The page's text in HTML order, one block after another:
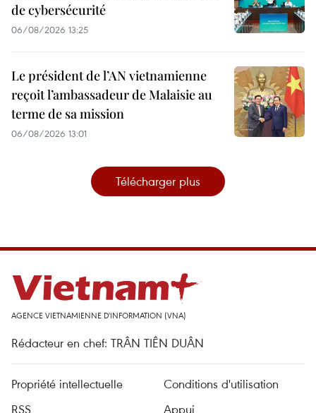
de cybersécurité
06/08/2026 13:25
Le président de l’AN vietnamienne
reçoit l’ambassadeur de Malaisie au
terme de sa mission
06/08/2026 13:01
Télécharger plus
AGENCE VIETNAMIENNE D'INFORMATION (VNA)
Rédacteur en chef: TRÂN TIÊN DUÂN
Propriété intellectuelle
Conditions d'utilisation
RSS
Appui